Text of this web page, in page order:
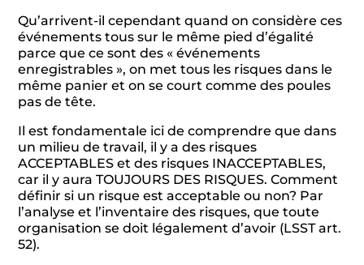
Qu’arrivent-il cependant quand on considère ces
événements tous sur le même pied d’égalité
parce que ce sont des « événements
enregistrables », on met tous les risques dans le
même panier et on se court comme des poules
pas de tête.
Il est fondamentale ici de comprendre que dans
un milieu de travail, il y a des risques
ACCEPTABLES et des risques INACCEPTABLES,
car il y aura TOUJOURS DES RISQUES. Comment
définir si un risque est acceptable ou non? Par
l’analyse et l’inventaire des risques, que toute
organisation se doit légalement d’avoir (LSST art.
52).